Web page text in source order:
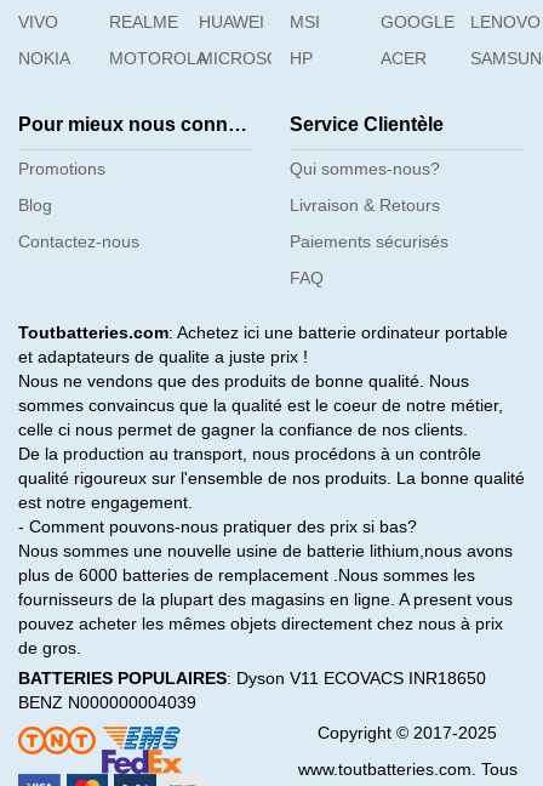
VIVO
REALME
HUAWEI
NOKIA
MOTOROLAMICROSOFT
MSI
GOOGLE
LENOVO
HP
ACER
Pour mieux nous connaître
Promotions
Blog
Contactez-nous
Service Clientèle
Qui sommes-nous?
Livraison & Retours
Paiements sécurisés
FAQ
Toutbatteries.com: Achetez ici une batterie ordinateur portable
et adaptateurs de qualite a juste prix !
Nous ne vendons que des produits de bonne qualité. Nous
sommes convaincus que la qualité est le coeur de notre métier,
celle ci nous permet de gagner la confiance de nos clients.
De la production au transport, nous procédons à un contrôle
qualité rigoureux sur l'ensemble de nos produits. La bonne qualité
est notre engagement.
- Comment pouvons-nous pratiquer des prix si bas?
Nous sommes une nouvelle usine de batterie lithium,nous avons
plus de 6000 batteries de remplacement .Nous sommes les
fournisseurs de la plupart des magasins en ligne. A present vous
pouvez acheter les mêmes objets directement chez nous à prix
de gros.
BATTERIES POPULAIRES: Dyson V11 ECOVACS INR18650
BENZ N000000004039
Copyright © 2017-2025
www.toutbatteries.com. Tous